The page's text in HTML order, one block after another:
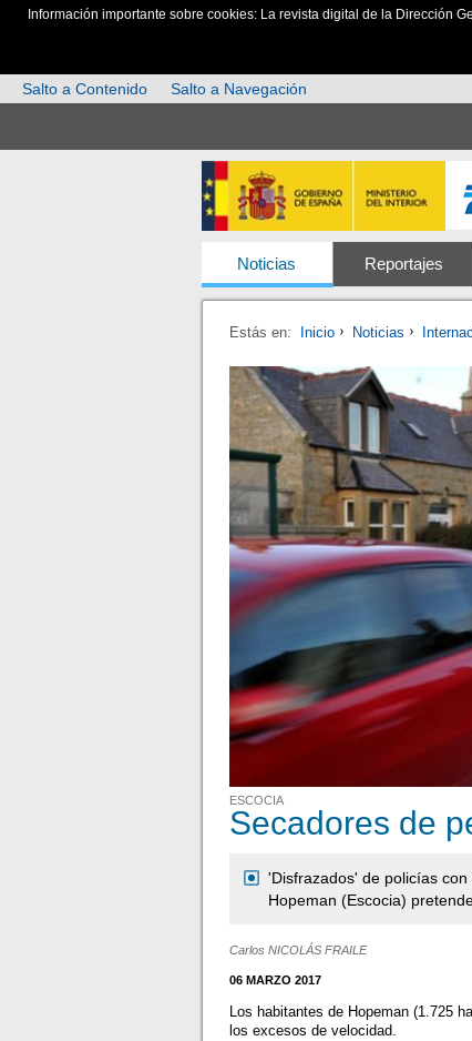
Información importante sobre cookies: La revista digital de la Dirección
Salto a Contenido
Salto a Navegación
Noticias Reportajes
Estás en: Inicio Noticias
ESCOCIA
Secadores de
'Disfrazados' de policías
Hopeman (Escocia)
Carlos NICOLÁS FRAILE
06 MARZO 2017
Los habitantes de Hopeman (1.725
los excesos de velocidad.